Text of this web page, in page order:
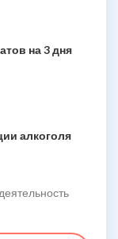
на 3 дня
алкоголя